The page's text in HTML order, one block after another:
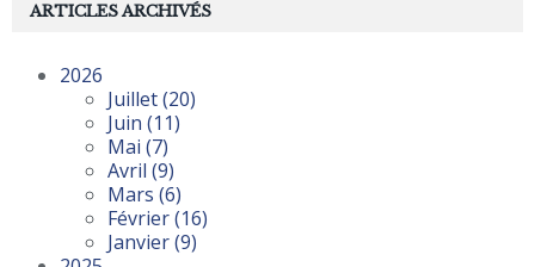
ARTICLES ARCHIVÉS
2026
Juillet(20)
Juin (11)
Mai (7)
Avril (9)
Mars (6)
Février(16)
Janvier(9)